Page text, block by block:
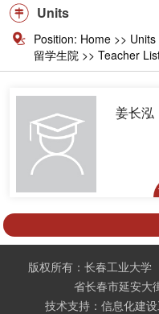
Units
Position: Home >> Units
留学生院 >> Teacher
姜长泓
版权所有：长春工业大
省长春市延安
技术支持：信息化建